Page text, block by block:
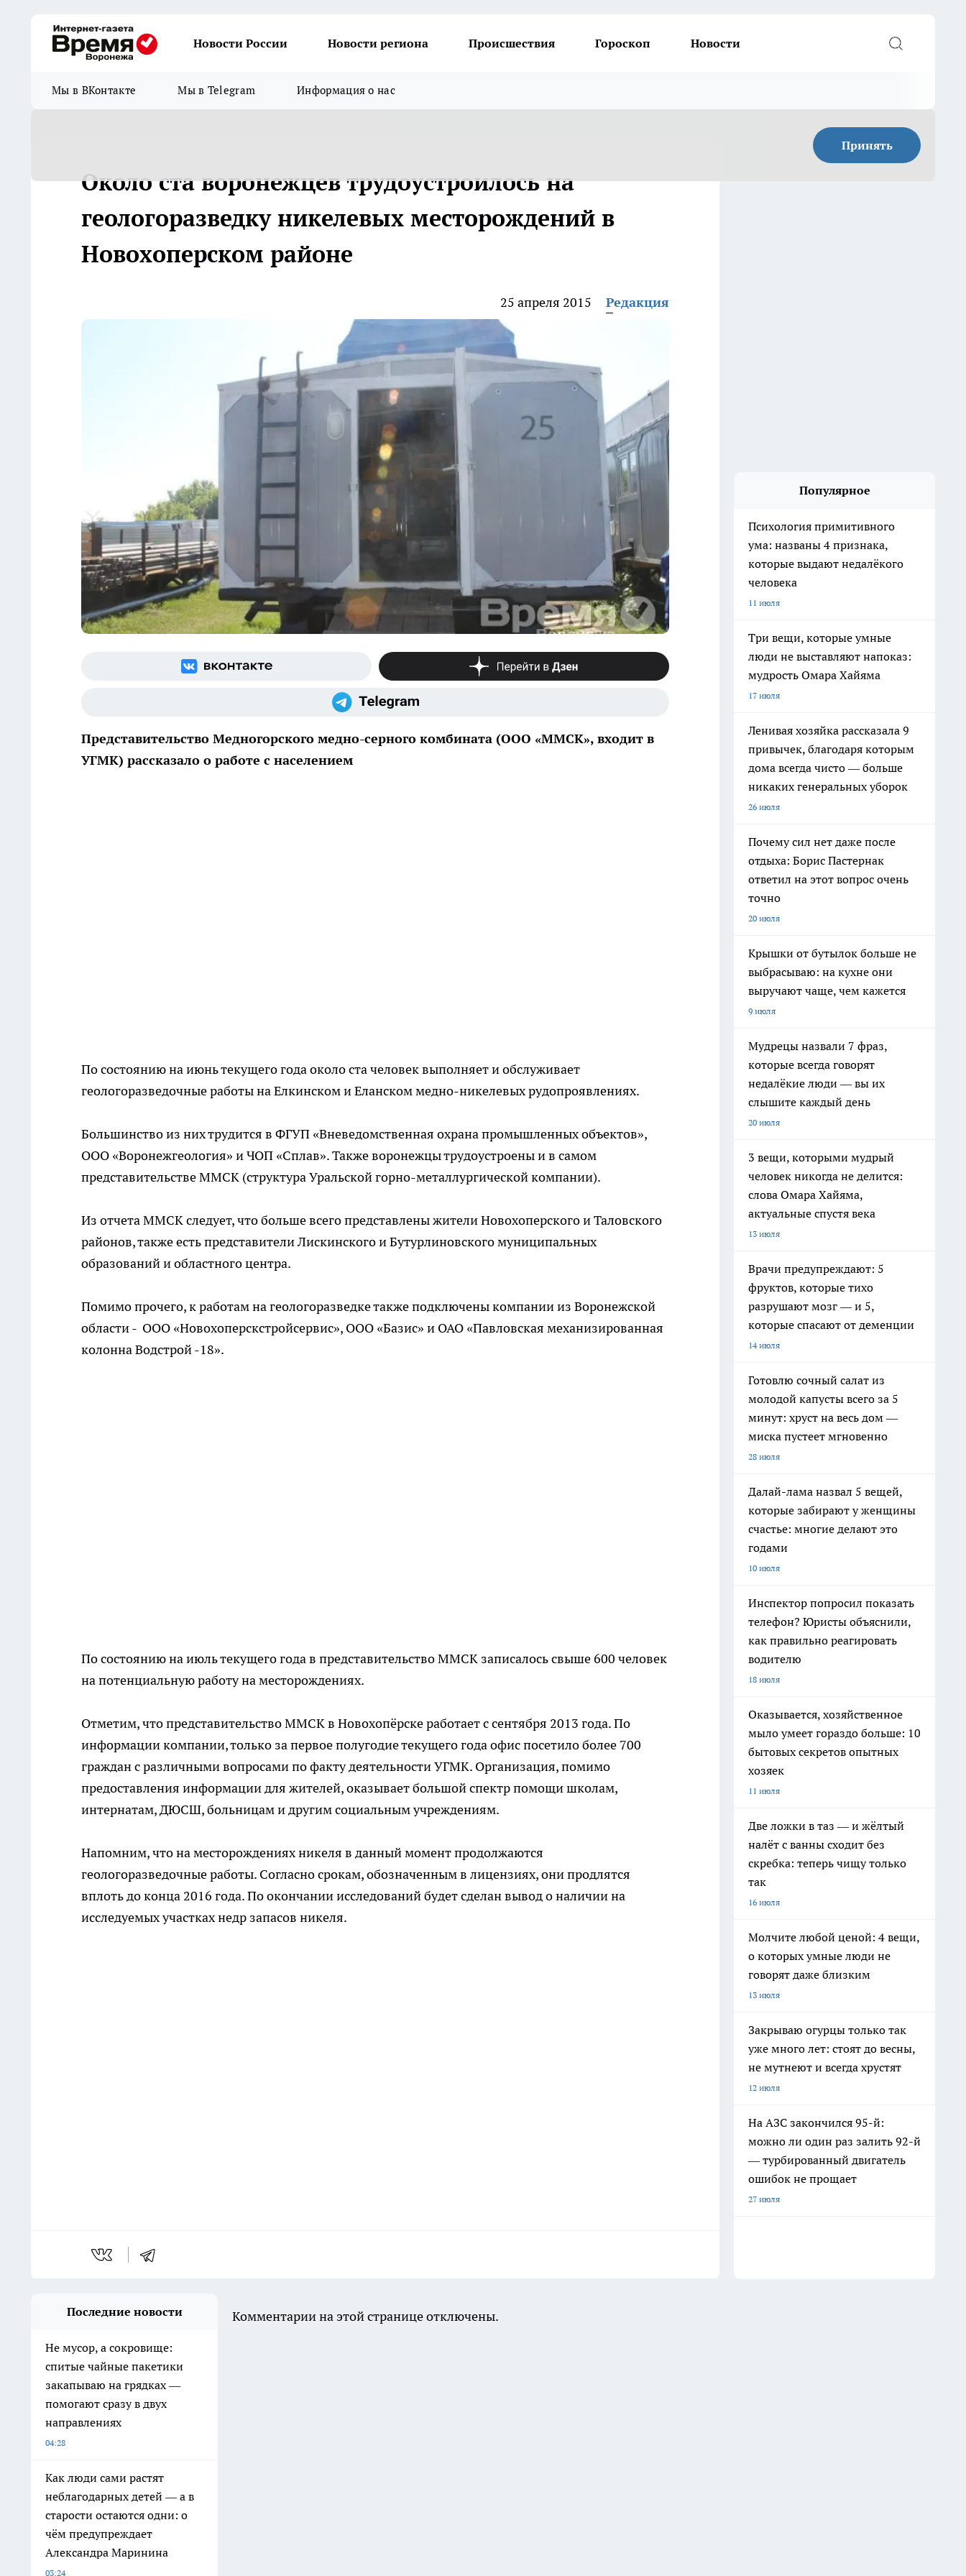
Новости России Новости региона Происшествия Гороскоп Новости
Мы в ВКонтакте Мы в Telegram Информация о нас
Принять
Около ста воронежцев трудоустроилось на
геологоразведку никелевых месторождений в
Новохоперском районе
25 апреля 2015 Редакция
Представительство Медногорского медно-серного комбината (ООО «ММСК», входит в
УГМК) рассказало о работе с населением
По состоянию на июнь текущего года около ста человек выполняет и обслуживает
геологоразведочные работы на Елкинском и Еланском медно-никелевых рудопроявлениях.
Большинство из них трудится в ФГУП «Вневедомственная охрана промышленных объектов»,
ООО «Воронежгеология» и ЧОП «Сплав». Также воронежцы трудоустроены и в самом
представительстве ММСК (структура Уральской горно-металлургической компании).
Из отчета ММСК следует, что больше всего представлены жители Новохоперского и Таловского
районов, также есть представители Лискинского и Бутурлиновского муниципальных
образований и областного центра.
Помимо прочего, к работам на геологоразведке также подключены компании из Воронежской
области - ООО «Новохоперскстройсервис», ООО «Базис» и ОАО «Павловская механизированная
колонна Водстрой -18».
По состоянию на июль текущего года в представительство ММСК записалось свыше 600 человек
на потенциальную работу на месторождениях.
Отметим, что представительство ММСК в Новохопёрске работает с сентября 2013 года. По
информации компании, только за первое полугодие текущего года офис посетило более 700
граждан с различными вопросами по факту деятельности УГМК. Организация, помимо
предоставления информации для жителей, оказывает большой спектр помощи школам,
интернатам, ДЮСШ, больницам и другим социальным учреждениям.
Напомним, что на месторождениях никеля в данный момент продолжаются
геологоразведочные работы. Согласно срокам, обозначенным в лицензиях, они продлятся
вплоть до конца 2016 года. По окончании исследований будет сделан вывод о наличии на
исследуемых участках недр запасов никеля.
Популярное
Психология примитивного
ума: названы 4 признака,
которые выдают недалёкого
человека
11 июля
Три вещи, которые умные
люди не выставляют напоказ:
мудрость Омара Хайяма
17 июля
Ленивая хозяйка рассказала 9
привычек, благодаря которым
дома всегда чисто — больше
никаких генеральных уборок
26 июля
Почему сил нет даже после
отдыха: Борис Пастернак
ответил на этот вопрос очень
точно
20 июля
Крышки от бутылок больше не
выбрасываю: на кухне они
выручают чаще, чем кажется
9 июля
Мудрецы назвали 7 фраз,
которые всегда говорят
недалёкие люди — вы их
слышите каждый день
20 июля
3 вещи, которыми мудрый
человек никогда не делится:
слова Омара Хайяма,
актуальные спустя века
13 июля
Врачи предупреждают: 5
фруктов, которые тихо
разрушают мозг — и 5,
которые спасают от деменции
14 июля
Готовлю сочный салат из
молодой капусты всего за 5
минут: хруст на весь дом —
миска пустеет мгновенно
28 июля
Далай-лама назвал 5 вещей,
которые забирают у женщины
счастье: многие делают это
годами
10 июля
Инспектор попросил показать
телефон? Юристы объяснили,
как правильно реагировать
водителю
18 июля
Оказывается, хозяйственное
мыло умеет гораздо больше: 10
бытовых секретов опытных
хозяек
11 июля
Две ложки в таз — и жёлтый
налёт с ванны сходит без
скребка: теперь чищу только
так
16 июля
Молчите любой ценой: 4 вещи,
о которых умные люди не
говорят даже близким
13 июля
Закрываю огурцы только так
уже много лет: стоят до весны,
не мутнеют и всегда хрустят
12 июля
На АЗС закончился 95-й:
можно ли один раз залить 92-й
— турбированный двигатель
ошибок не прощает
27 июля
Последние новости
Не мусор, а сокровище:
спитые чайные пакетики
закапываю на грядках —
помогают сразу в двух
направлениях
04:28
Как люди сами растят
неблагодарных детей — а в
старости остаются одни: о
чём предупреждает
Александра Маринина
03:24
Комментарии на этой странице отключены.